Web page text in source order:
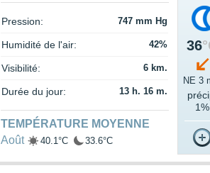
Pression: 747 mm Hg
Humidité de l'air: 42%
Visibilité: 6 km.
Durée du jour: 13 h. 16 m.
TEMPÉRATURE MOYENNE
Août
40.1°C 33.6°C
36
NE 3
1%